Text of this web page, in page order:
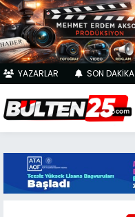
YAZARLAR SON DAKİKA